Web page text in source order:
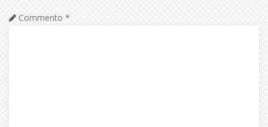
Commento *